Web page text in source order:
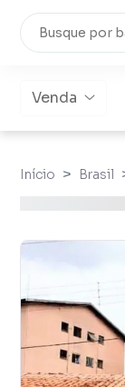
Venda
Início Brasil